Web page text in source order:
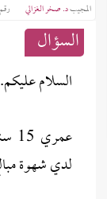
المجيبد. صخر الغزالي
السؤال
السلام عليكم.
لدي شهوة